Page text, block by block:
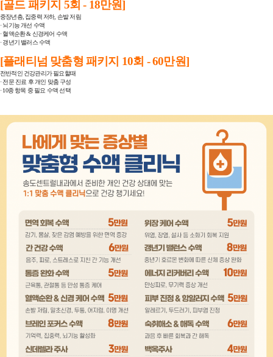
[골드 패키지 5회 - 18만원]
중장년층, 집중력 저하, 손발 저림
· 뇌기능 개선 수액
· 혈액순환 & 신경케어 수액
· 갱년기 밸러스 수액
[플래티넘 맞춤형 패키지 10회 - 60만원]
전반적인 건강관리가 필요할때
· 전문 진료 후 개인 맞춤 구성
· 10종 항목 중 필요 수액 선택